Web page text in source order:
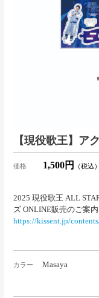
【現役歌王】ア
価格 1,500円 （税込）
2025 現役歌王 ALL
ズ ONLINE販売のご案内
https://kissent.jp/
カラー Masaya